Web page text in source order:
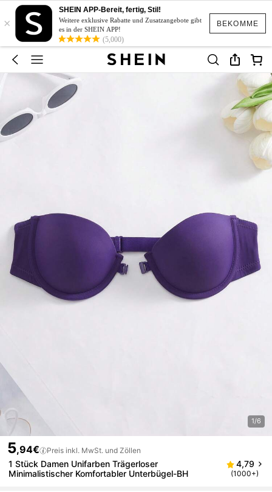
BEKOMME
×
SHEIN APP-Bereit, fertig, Stil!
Weitere exklusive Rabatte und Zusatzangebote gibt
es in der SHEIN APP!
(5,000)
1/6
5,94€ Preis inkl. MwSt. und Zöllen
1 Stück Damen Unifarben Trägerloser
Minimalistischer Komfortabler Unterbügel-BH
4,79
(1000+)